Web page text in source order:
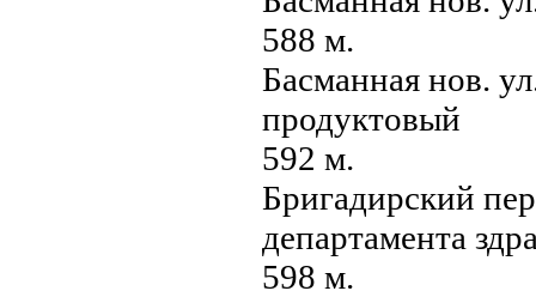
588 м.
Басманная нов.
продуктовый
592 м.
Бригадирский
департамента
598 м.